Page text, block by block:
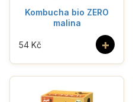
Kombucha bio ZERO
malina
+
54 Kč